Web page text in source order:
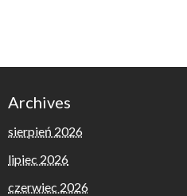
Archives
sierpień 2026
lipiec 2026
czerwiec 2026